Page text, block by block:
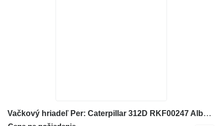
Vačkový hriadeľ Per: Caterpillar 312D RKF00247 Alber 3054758 na rýpadla Caterpillar 312D